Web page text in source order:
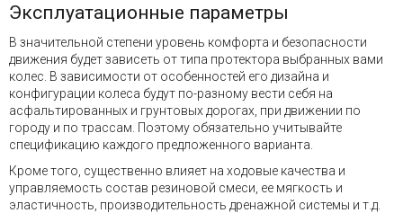
Эксплуатационные параметры
В значительной степени уровень комфорта и безопасности
движения будет зависеть от типа протектора выбранных вами
колес. В зависимости от особенностей его дизайна и
конфигурации колеса будут по-разному вести себя на
асфальтированных и грунтовых дорогах, при движении по
городу и по трассам. Поэтому обязательно учитывайте
спецификацию каждого предложенного варианта.
Кроме того, существенно влияет на ходовые качества и
управляемость состав резиновой смеси, ее мягкость и
эластичность, производительность дренажной системы и т.д.